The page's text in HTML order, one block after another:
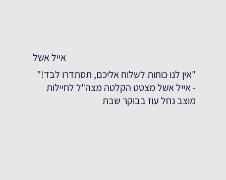
אייל אשל
"אין לנו כוחות לשלוח אליכם, תסתדרו לבד!"
- אייל אשל מצטט הקלטה מצה"ל לחיילות
מוצב נחל עוז בבוקר שבת